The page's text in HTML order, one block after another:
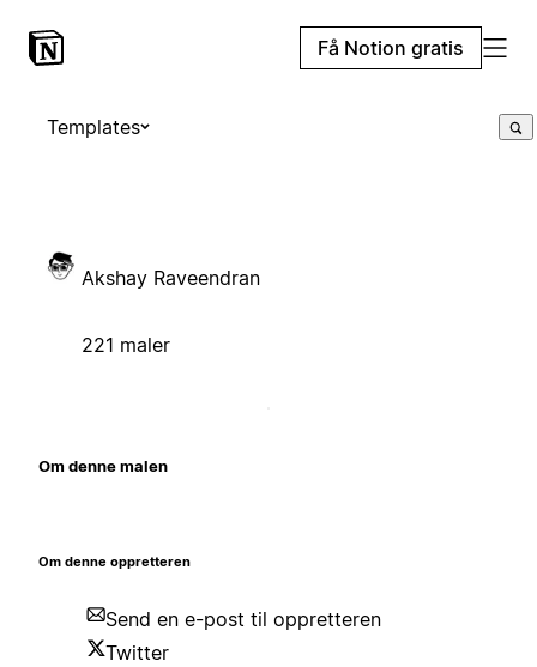
Få Notion gratis
Templates
Akshay Raveendran
221 maler
Om denne malen
Om denne oppretteren
Send en e-post til oppretteren
Twitter